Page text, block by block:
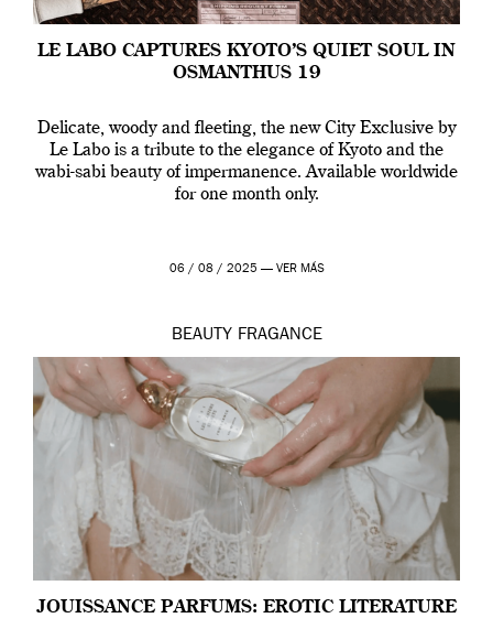
LE LABO CAPTURES KYOTO’S QUIET SOUL IN
OSMANTHUS 19
Delicate, woody and fleeting, the new City Exclusive by
Le Labo is a tribute to the elegance of Kyoto and the
wabi-sabi beauty of impermanence. Available worldwide
for one month only.
06 / 08 / 2025 — VER MÁS
BEAUTY FRAGANCE
JOUISSANCE PARFUMS: EROTIC LITERATURE